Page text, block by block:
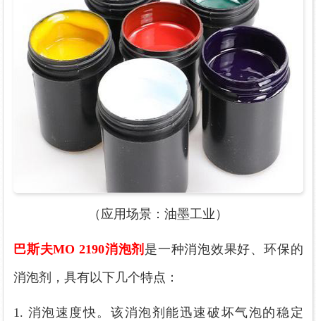
（应用场景：油墨工业）
巴斯夫MO 2190消泡剂 是一种消泡效果好、环保的
消泡剂，具有以下几个特点：
1. 消泡速度快。该消泡剂能迅速破坏气泡的稳定